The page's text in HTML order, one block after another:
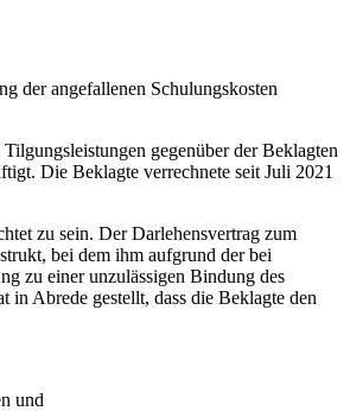
der angefallenen Schulungskosten
gegenüber der Beklagten
Die Beklagte verrechnete seit Juli 2021
zu sein. Der Darlehensvertrag zum
bei dem ihm aufgrund der bei
zu einer unzulässigen Bindung des
in Abrede gestellt, dass die Beklagte den
und